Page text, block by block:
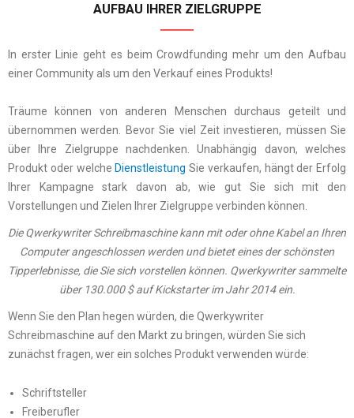
AUFBAU IHRER ZIELGRUPPE
In erster Linie geht es beim Crowdfunding mehr um den Aufbau
einer Community als um den Verkauf eines Produkts!
Träume können von anderen Menschen durchaus geteilt und
übernommen werden. Bevor Sie viel Zeit investieren, müssen Sie
über Ihre Zielgruppe nachdenken. Unabhängig davon, welches
Produkt oder welche Dienstleistung Sie verkaufen, hängt der Erfolg
Ihrer Kampagne stark davon ab, wie gut Sie sich mit den
Vorstellungen und Zielen Ihrer Zielgruppe verbinden können.
Die Qwerkywriter Schreibmaschine kann mit oder ohne Kabel an Ihren
Computer angeschlossen werden und bietet eines der schönsten
Tipperlebnisse, die Sie sich vorstellen können. Qwerkywriter sammelte
über 130.000 $ auf Kickstarter im Jahr 2014 ein.
Wenn Sie den Plan hegen würden, die Qwerkywriter
Schreibmaschine auf den Markt zu bringen, würden Sie sich
zunächst fragen, wer ein solches Produkt verwenden würde:
Schriftsteller
Freiberufler